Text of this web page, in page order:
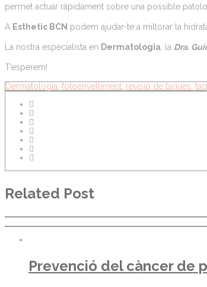
permet actuar ràpidament sobre una possible
A Esthetic BCN podem ajudar-te a millorar la
La nostra especialista en Dermatologia , la Dra.
T’esperem!
Dermatología fotoenvelliment revisió de taques
Related Post
Prevenció del càncer de